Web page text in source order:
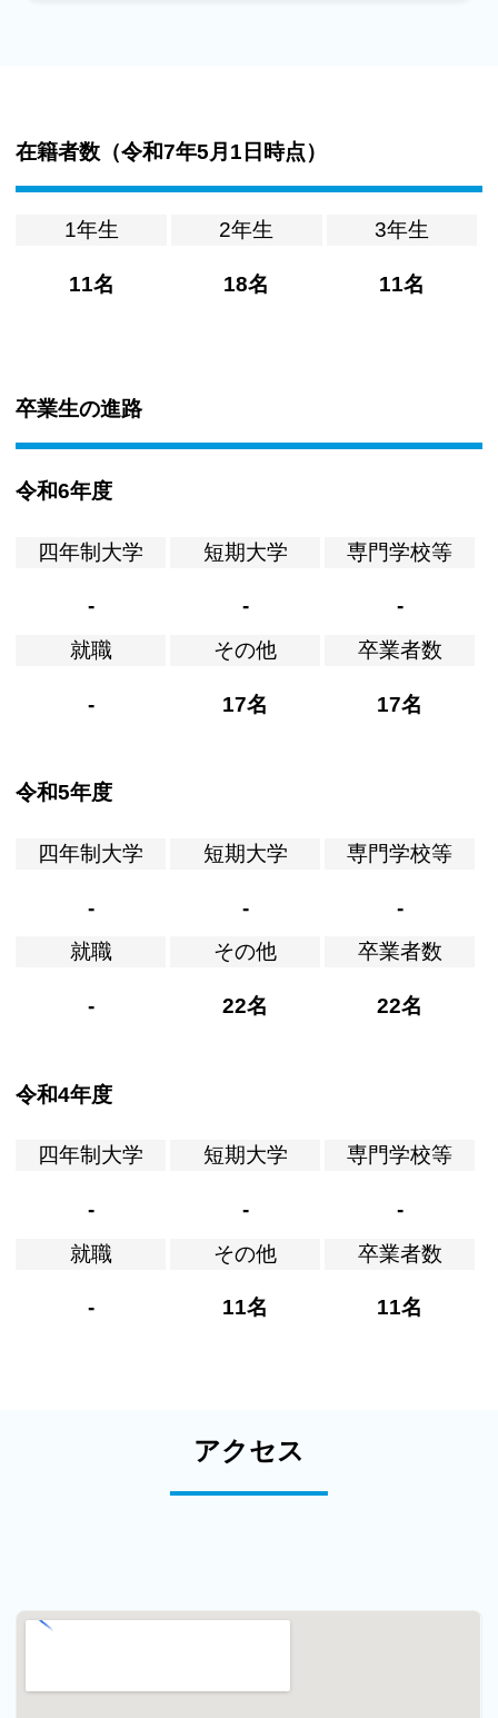
在籍者数（令和7年5月1日時点）
1年生
11名
2年生
18名
3年生
11名
卒業生の進路
令和6年度
四年制大学
-
短期大学
-
専門学校等
-
就職
-
その他
17名
卒業者数
17名
令和5年度
四年制大学
-
短期大学
-
専門学校等
-
就職
-
その他
22名
卒業者数
22名
令和4年度
四年制大学
-
短期大学
-
専門学校等
-
就職
-
その他
11名
卒業者数
11名
アクセス